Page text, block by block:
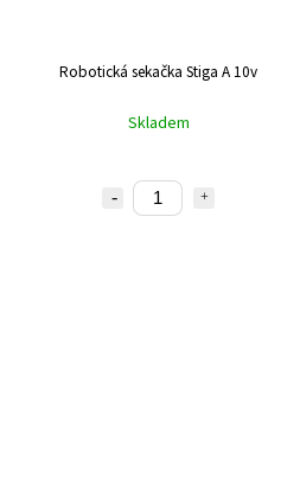
Robotická sekačka Stiga A 10v
Skladem